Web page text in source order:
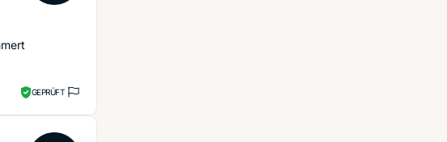
GEPRÜFT